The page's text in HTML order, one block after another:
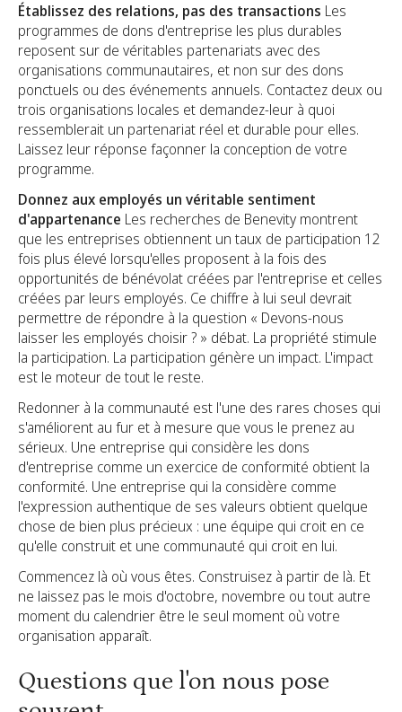
Établissez des relations, pas des transactions Les
programmes de dons d'entreprise les plus durables
reposent sur de véritables partenariats avec des
organisations communautaires, et non sur des dons
ponctuels ou des événements annuels. Contactez deux ou
trois organisations locales et demandez-leur à quoi
ressemblerait un partenariat réel et durable pour elles.
Laissez leur réponse façonner la conception de votre
programme.
Donnez aux employés un véritable sentiment
d'appartenance Les recherches de Benevity montrent
que les entreprises obtiennent un taux de participation 12
fois plus élevé lorsqu'elles proposent à la fois des
opportunités de bénévolat créées par l'entreprise et celles
créées par leurs employés. Ce chiffre à lui seul devrait
permettre de répondre à la question « Devons-nous
laisser les employés choisir ? » débat. La propriété stimule
la participation. La participation génère un impact. L'impact
est le moteur de tout le reste.
Redonner à la communauté est l'une des rares choses qui
s'améliorent au fur et à mesure que vous le prenez au
sérieux. Une entreprise qui considère les dons
d'entreprise comme un exercice de conformité obtient la
conformité. Une entreprise qui la considère comme
l'expression authentique de ses valeurs obtient quelque
chose de bien plus précieux : une équipe qui croit en ce
qu'elle construit et une communauté qui croit en lui.
Commencez là où vous êtes. Construisez à partir de là. Et
ne laissez pas le mois d'octobre, novembre ou tout autre
moment du calendrier être le seul moment où votre
organisation apparaît.
Questions que l'on nous pose